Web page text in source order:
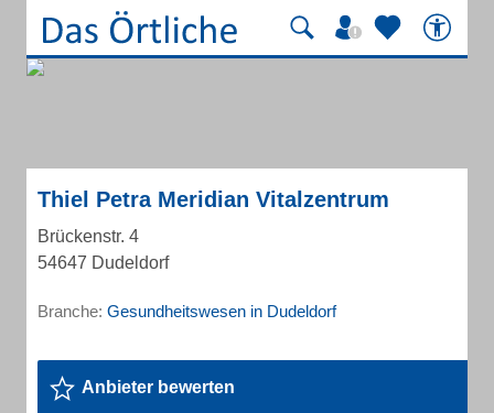
Thiel Petra Meridian Vitalzentrum
Brückenstr. 4
54647 Dudeldorf
Branche: Gesundheitswesen in Dudeldorf
Anbieter bewerten